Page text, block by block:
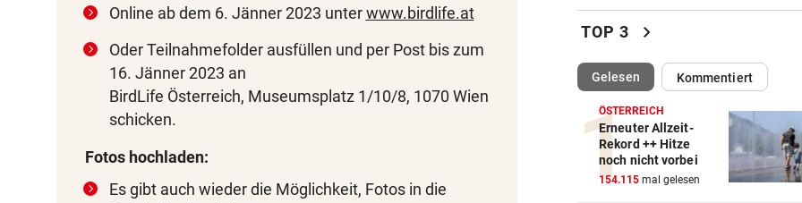
Online ab dem 6. Jänner 2023 unterwww.birdlife.at
Oder Teilnahmefolder ausfüllen und per Post bis zum
16. Jänner 2023 an
BirdLife Österreich, Museumsplatz 1/10/8, 1070 Wien
schicken.
Fotos hochladen:
Es gibt auch wieder die Möglichkeit, Fotos in die
Weißhaidinger kann an
Leichtathletik-EM teilnehmen
11-JÄHRIGE MISSBRAUCHT
Vater lockte Vergewaltiger
TikTok in Falle
DISKUTIEREN SIE MIT! vor
Wasserknappheit: Sparen
TOP 3 chevron_right
Gelesen(ausgewählt)Kommentiert
ÖSTERREICH
Erneuter Allzeit-
Rekord ++ Hitze
noch nicht vorbei
154.115 mal gelesen